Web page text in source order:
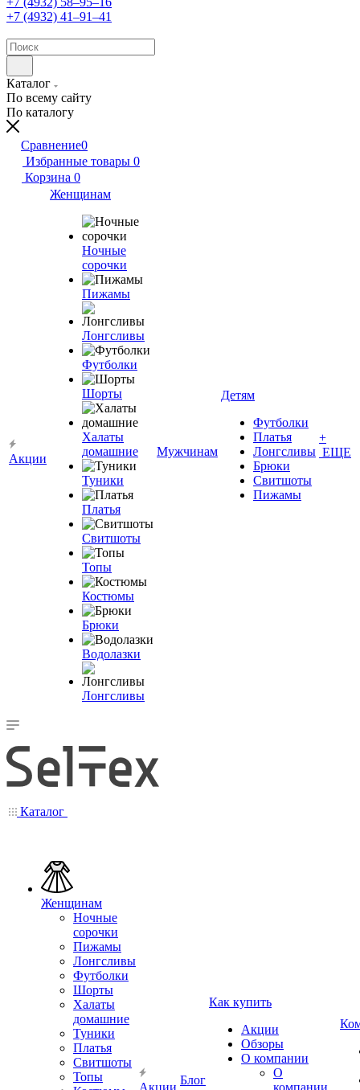
+7 (4932) 41‒91‒41
Каталог
По всему сайту
По каталогу
Сравнение0
Избранные товары 0
Корзина 0
Акции
Женщинам
Ночные
сорочки
Пижамы
Лонгсливы
Футболки
Шорты
Халаты
домашние
Туники
Платья
Свитшоты
Топы
Костюмы
Брюки
Водолазки
Лонгсливы
Мужчинам
Детям
Футболки
Платья
Лонгсливы
Брюки
Свитшоты
Пижамы
+
ЕЩЕ
Каталог
Женщинам
Ночные
сорочки
Пижамы
Лонгсливы
Футболки
Шорты
Халаты
домашние
Туники
Платья
Свитшоты
Топы
Акции
Блог
Как купить
Акции
Обзоры
О компании
О
компании